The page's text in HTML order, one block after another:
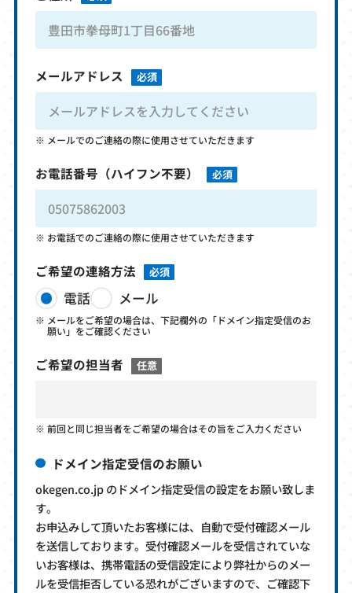
メールアドレス 必須
メールでのご連絡の際に使用させていただきます
お電話番号 （ハイフン不要） 必須
お電話でのご連絡の際に使用させていただきます
ご希望の連絡方法 必須
電話 メール
メールをご希望の場合は、下記欄外の「ドメイン指定受信のお
願い」をご確認ください
ご希望の担当者 任意
前回と同じ担当者をご希望の場合はその旨をご入力ください
ドメイン指定受信のお願い
okegen.co.jp のドメイン指定受信の設定をお願い致しま
す。
お申込みして頂いたお客様には、自動で受付確認メール
を送信しております。受付確認メールを受信されていな
いお客様は、携帯電話の受信設定により弊社からのメー
ルを受信拒否している恐れがございますので、ご確認下